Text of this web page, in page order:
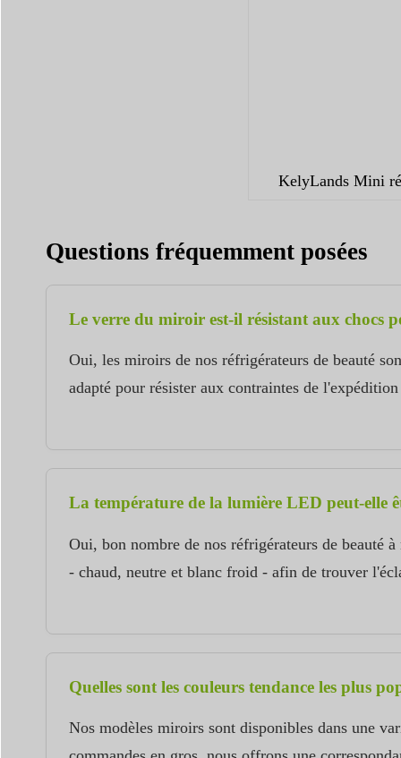
KelyLands Mini
Questions fréquemment posées
Le verre du miroir est-il résistant aux chocs
Oui, les miroirs de nos réfrigérateurs de beauté
adapté pour résister aux contraintes de
La température de la lumière LED peut-elle
Oui, bon nombre de nos réfrigérateurs de beauté
- chaud, neutre et blanc froid - afin de trouver
Quelles sont les couleurs tendance les plus
Nos modèles miroirs sont disponibles dans une